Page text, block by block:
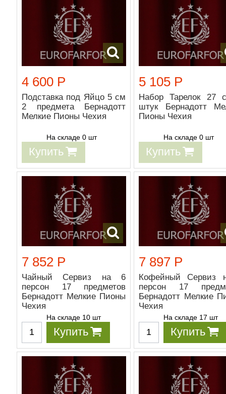
4 600 Р
Подставка под Яйцо 5 см
2 предмета Бернадотт
Мелкие Пионы Чехия
На складе 0 шт
Купить
5 105 Р
Набор Тарелок 27
штук Бернадотт
Пионы Чехия
На складе 0 шт
Купить
7 852 Р
Чайный Сервиз на 6
персон 17 предметов
Бернадотт Мелкие Пионы
Чехия
На складе 10 шт
Купить
7 897 Р
Кофейный Сервиз
персон 17
Бернадотт Мелкие
Чехия
На складе 17 шт
Купить